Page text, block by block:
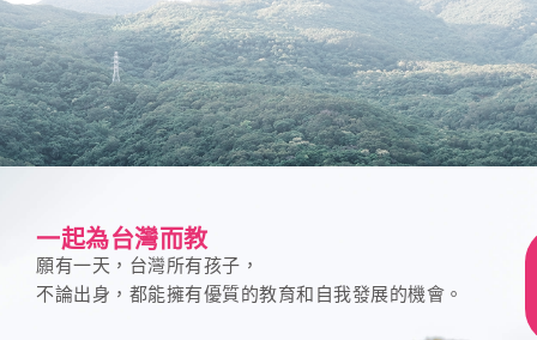
一起為台灣而教
願有一天，台灣所有孩子，
不論出身，都能擁有優質的教育和自我發展的機會。